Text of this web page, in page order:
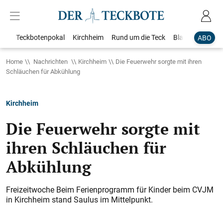
ABO
Teckbotenpokal Kirchheim Rund um die Teck Blaulicht
Home Nachrichten Kirchheim
Die Feuerwehr sorgte mit ihren
Schläuchen für Abkühlung
Kirchheim
Die Feuerwehr sorgte mit
ihren Schläuchen für
Abkühlung
Freizeitwoche Beim Ferienprogramm für Kinder beim CVJM
in Kirchheim stand Saulus im Mittelpunkt.